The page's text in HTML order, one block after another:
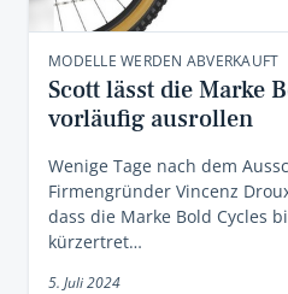
MODELLE WERDEN ABVERKAUFT
Scott lässt die Marke
vorläufig ausrollen
Wenige Tage nach dem
Firmengründer Vincenz
dass die Marke Bold Cycles
kürzertret…
5. Juli 2024